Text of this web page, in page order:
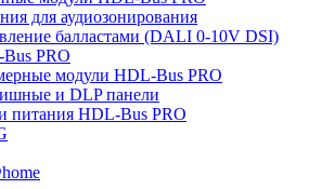
для аудиозонирования
балластами (DALI 0-10V DSI)
PRO
модули HDL-Bus PRO
и DLP панели
питания HDL-Bus PRO